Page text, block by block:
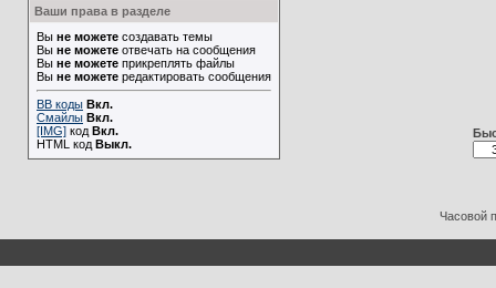
Ваши права в разделе
Вы не можете создавать темы
Вы не можете отвечать на сообщения
Вы не можете прикреплять файлы
Вы не можете редактировать сообщения
BB коды Вкл.
Смайлы Вкл.
[IMG] код Вкл.
HTML код Выкл.
Часовой